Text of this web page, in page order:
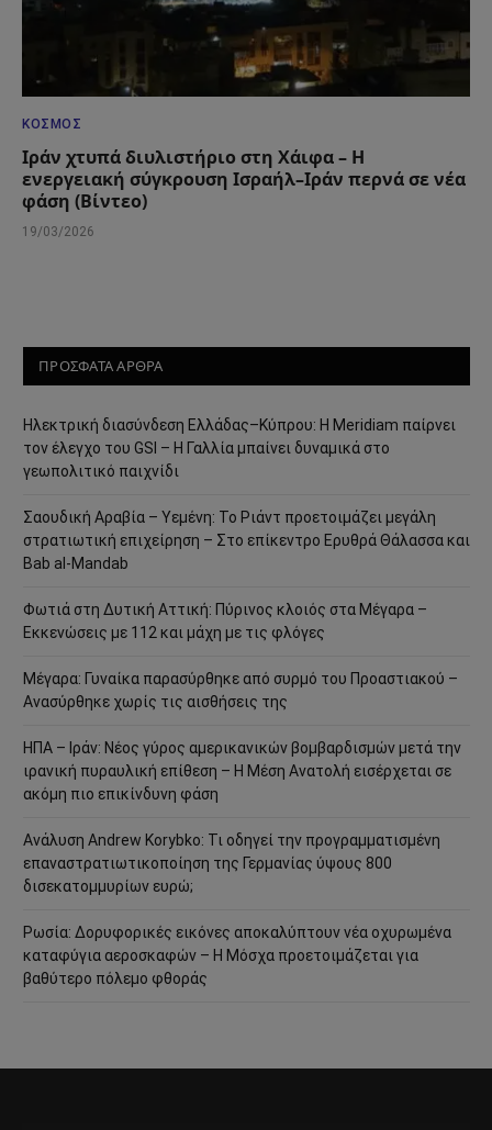
ΚΌΣΜΟΣ
Ιράν χτυπά διυλιστήριο στη Χάιφα – Η
ενεργειακή σύγκρουση Ισραήλ–Ιράν περνά σε νέα
φάση (Βίντεο)
19/03/2026
ΠΡΟΣΦΑΤΑ ΑΡΘΡΑ
Ηλεκτρική διασύνδεση Ελλάδας–Κύπρου: Η Meridiam παίρνει
τον έλεγχο του GSI – Η Γαλλία μπαίνει δυναμικά στο
γεωπολιτικό παιχνίδι
Σαουδική Αραβία – Υεμένη: Το Ριάντ προετοιμάζει μεγάλη
στρατιωτική επιχείρηση – Στο επίκεντρο Ερυθρά Θάλασσα και
Bab al-Mandab
Φωτιά στη Δυτική Αττική: Πύρινος κλοιός στα Μέγαρα –
Εκκενώσεις με 112 και μάχη με τις φλόγες
Μέγαρα: Γυναίκα παρασύρθηκε από συρμό του Προαστιακού –
Ανασύρθηκε χωρίς τις αισθήσεις της
ΗΠΑ – Ιράν: Νέος γύρος αμερικανικών βομβαρδισμών μετά την
ιρανική πυραυλική επίθεση – Η Μέση Ανατολή εισέρχεται σε
ακόμη πιο επικίνδυνη φάση
Ανάλυση Andrew Korybko: Τι οδηγεί την προγραμματισμένη
επαναστρατιωτικοποίηση της Γερμανίας ύψους 800
δισεκατομμυρίων ευρώ;
Ρωσία: Δορυφορικές εικόνες αποκαλύπτουν νέα οχυρωμένα
καταφύγια αεροσκαφών – Η Μόσχα προετοιμάζεται για
βαθύτερο πόλεμο φθοράς